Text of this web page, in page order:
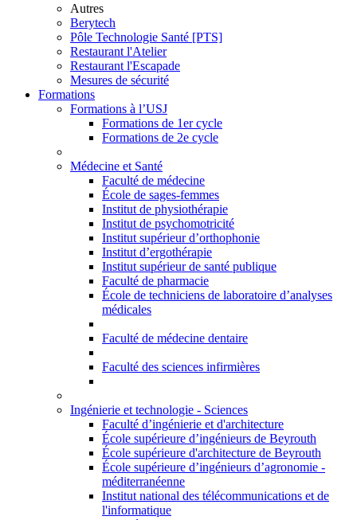
Autres
Berytech
Pôle Technologie Santé [PTS]
Restaurant l'Atelier
Restaurant l'Escapade
Mesures de sécurité
Formations
Formations à l’USJ
Formations de 1er cycle
Formations de 2e cycle
Médecine et Santé
Faculté de médecine
École de sages-femmes
Institut de physiothérapie
Institut de psychomotricité
Institut supérieur d’orthophonie
Institut d’ergothérapie
Institut supérieur de santé publique
Faculté de pharmacie
École de techniciens de laboratoire d’analyses
médicales
Faculté de médecine dentaire
Faculté des sciences infirmières
Ingénierie et technologie - Sciences
Faculté d’ingénierie et d'architecture
École supérieure d’ingénieurs de Beyrouth
École supérieure d'architecture de Beyrouth
École supérieure d’ingénieurs d’agronomie -
méditerranéenne
Institut national des télécommunications et de
l'informatique